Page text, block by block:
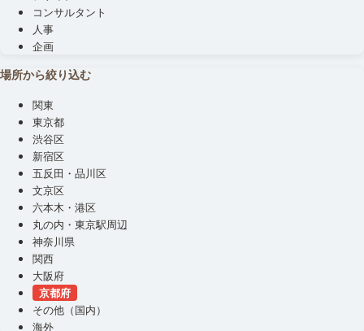
コンサルタント
人事
企画
場所から絞り込む
関東
東京都
渋谷区
新宿区
五反田・品川区
文京区
六本木・港区
丸の内・東京駅周辺
神奈川県
関西
大阪府
京都府
その他（国内）
海外